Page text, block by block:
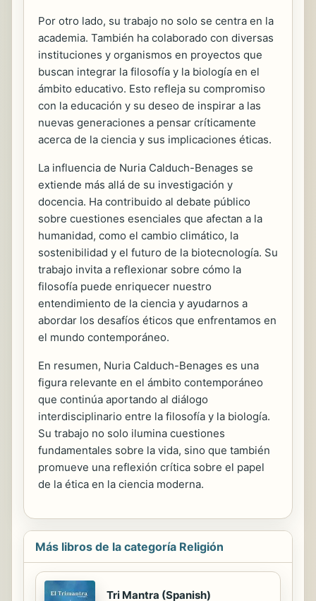
Por otro lado, su trabajo no solo se centra en la
academia. También ha colaborado con diversas
instituciones y organismos en proyectos que
buscan integrar la filosofía y la biología en el
ámbito educativo. Esto refleja su compromiso
con la educación y su deseo de inspirar a las
nuevas generaciones a pensar críticamente
acerca de la ciencia y sus implicaciones éticas.
La influencia de Nuria Calduch-Benages se
extiende más allá de su investigación y
docencia. Ha contribuido al debate público
sobre cuestiones esenciales que afectan a la
humanidad, como el cambio climático, la
sostenibilidad y el futuro de la biotecnología. Su
trabajo invita a reflexionar sobre cómo la
filosofía puede enriquecer nuestro
entendimiento de la ciencia y ayudarnos a
abordar los desafíos éticos que enfrentamos en
el mundo contemporáneo.
En resumen, Nuria Calduch-Benages es una
figura relevante en el ámbito contemporáneo
que continúa aportando al diálogo
interdisciplinario entre la filosofía y la biología.
Su trabajo no solo ilumina cuestiones
fundamentales sobre la vida, sino que también
promueve una reflexión crítica sobre el papel
de la ética en la ciencia moderna.
Más libros de la categoría Religión
Tri Mantra (Spanish)